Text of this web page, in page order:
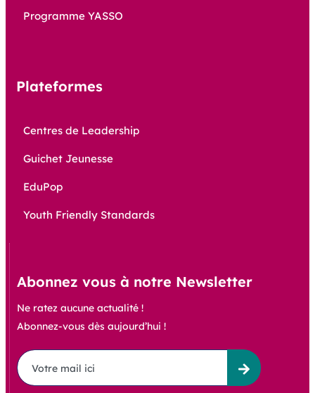
Programme YASSO
Plateformes
Centres de Leadership
Guichet Jeunesse
EduPop
Youth Friendly Standards
Abonnez vous à notre Newsletter
Ne ratez aucune actualité !
Abonnez-vous dès aujourd’hui !